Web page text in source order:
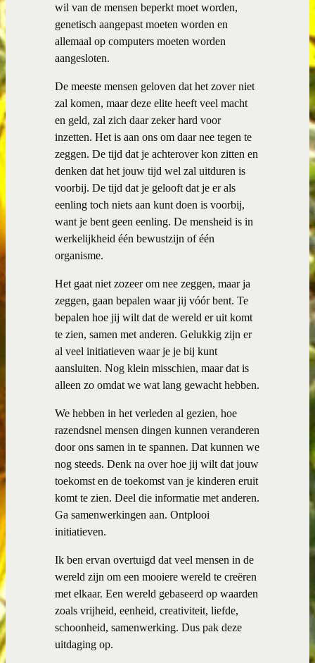
wil van de mensen beperkt moet worden,
genetisch aangepast moeten worden en
allemaal op computers moeten worden
aangesloten.
De meeste mensen geloven dat het zover niet
zal komen, maar deze elite heeft veel macht
en geld, zal zich daar zeker hard voor
inzetten. Het is aan ons om daar nee tegen te
zeggen. De tijd dat je achterover kon zitten en
denken dat het jouw tijd wel zal uitduren is
voorbij. De tijd dat je gelooft dat je er als
eenling toch niets aan kunt doen is voorbij,
want je bent geen eenling. De mensheid is in
werkelijkheid één bewustzijn of één
organisme.
Het gaat niet zozeer om nee zeggen, maar ja
zeggen, gaan bepalen waar jij vóór bent. Te
bepalen hoe jij wilt dat de wereld er uit komt
te zien, samen met anderen. Gelukkig zijn er
al veel initiatieven waar je je bij kunt
aansluiten. Nog klein misschien, maar dat is
alleen zo omdat we wat lang gewacht hebben.
We hebben in het verleden al gezien, hoe
razendsnel mensen dingen kunnen veranderen
door ons samen in te spannen. Dat kunnen we
nog steeds. Denk na over hoe jij wilt dat jouw
toekomst en de toekomst van je kinderen eruit
komt te zien. Deel die informatie met anderen.
Ga samenwerkingen aan. Ontplooi
initiatieven.
Ik ben ervan overtuigd dat veel mensen in de
wereld zijn om een mooiere wereld te creëren
met elkaar. Een wereld gebaseerd op waarden
zoals vrijheid, eenheid, creativiteit, liefde,
schoonheid, samenwerking. Dus pak deze
uitdaging op.